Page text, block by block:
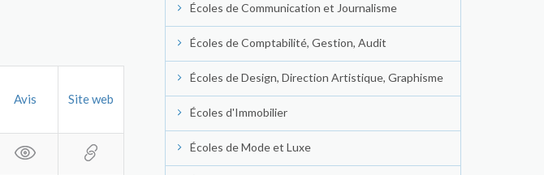
Avis Site web
Écoles de Communication et Journalisme
Écoles de Comptabilité, Gestion, Audit
Écoles de Design, Direction Artistique, Graphisme
Écoles d'Immobilier
Écoles de Mode et Luxe